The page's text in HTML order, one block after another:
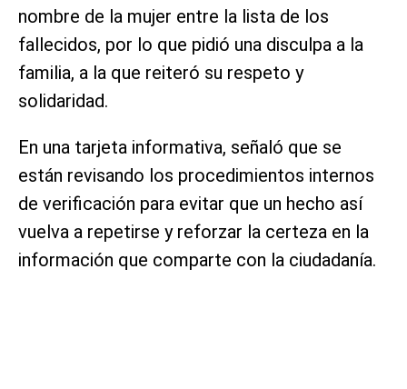
nombre de la mujer entre la lista de los
fallecidos, por lo que pidió una disculpa a la
familia, a la que reiteró su respeto y
solidaridad.
En una tarjeta informativa, señaló que se
están revisando los procedimientos internos
de verificación para evitar que un hecho así
vuelva a repetirse y reforzar la certeza en la
información que comparte con la ciudadanía.